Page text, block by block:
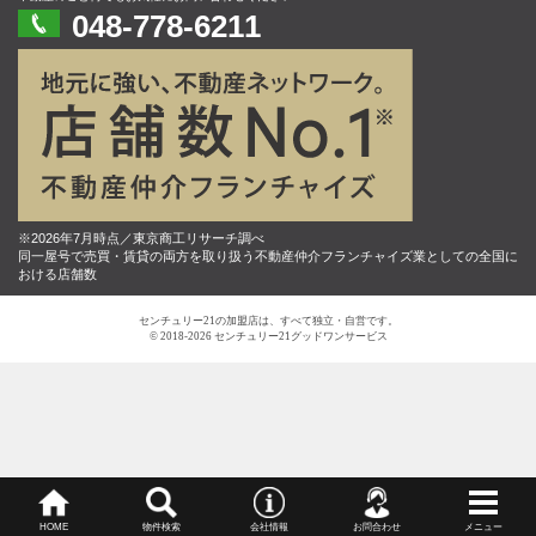
048-778-6211
※2026年7月時点／東京商工リサーチ調べ
同一屋号で売買・賃貸の両方を取り扱う不動産仲介フランチャイズ業としての全国に
おける店舗数
センチュリー21の加盟店は、すべて独立・自営です。
© 2018-2026 センチュリー21グッドワンサービス
HOME 物件検索 会社情報 お問合わせ メニュー